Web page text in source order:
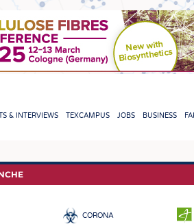
& INTERVIEWS TEXCAMPUS JOBS BUSINESS
TEXTILE LEADERSHIP
CORONA